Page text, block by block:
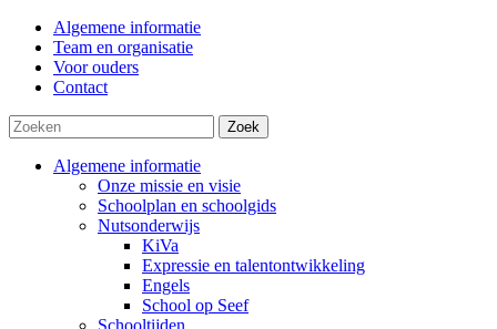
Algemene informatie
Team en organisatie
Voor ouders
Contact
Zoek
Algemene informatie
Onze missie en visie
Schoolplan en schoolgids
Nutsonderwijs
KiVa
Expressie en talentontwikkeling
Engels
School op Seef
Schooltijden